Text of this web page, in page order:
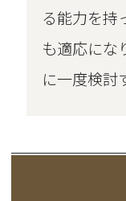
る能力を持
も適応にな
に一度検討